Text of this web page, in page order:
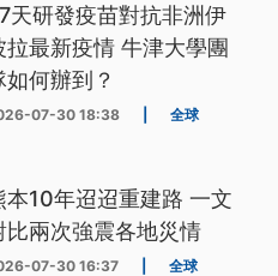
天研發疫苗對抗非洲伊
拉最新疫情 牛津大學團
如何辦到？
07-30 18:38 全球
本10年迢迢重建路 一文
比兩次強震各地災情
07-30 16:37 全球